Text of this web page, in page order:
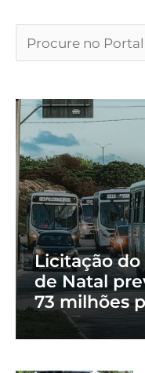
Licitação
de Natal
73 milhões